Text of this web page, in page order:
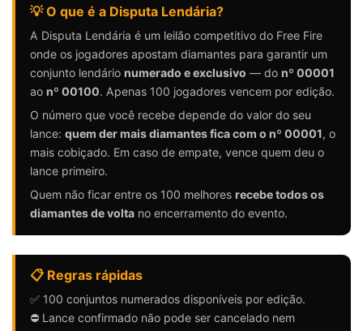
💡 O que é a Disputa Lendária?
A Disputa Lendária é um leilão competitivo do Free Fire
onde os jogadores apostam diamantes para garantir um
conjunto lendário numerado e exclusivo — do nº 00001
ao nº 00100. Apenas 100 jogadores vencem por edição.
O número que você recebe depende do valor do seu
lance: quem der mais diamantes fica com o nº 00001, o
mais cobiçado. Em caso de empate, vence quem deu o
lance primeiro.
Quem não ficar entre os 100 melhores recebe todos os
diamantes de volta no encerramento do evento.
📋 Regras rápidas
✅ 100 conjuntos numerados disponíveis por edição.
⛔ Lance confirmado não pode ser cancelado nem